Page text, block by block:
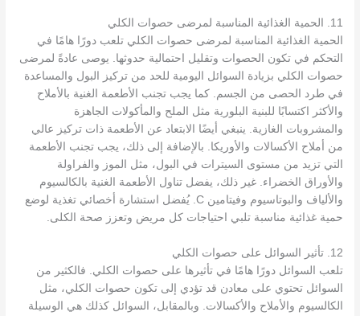
11. الحمية الغذائية المناسبة لمرضى حصوات الكلي
الحمية الغذائية المناسبة لمرضى حصوات الكلي تلعب دورًا هامًا في
التحكم في تكون الحصوات وتقليل احتمالية حدوثها. يوصى عادةً لمرضى
حصوات الكلي بزيادة السوائل اليومية للحد من تركيز البول والمساعدة
في طرد الحصى من الجسم. كما يجب تجنب الأطعمة الغنية بالأملاح
والأكثر اكتسابًا للبنية البلورية مثل الملح والمأكولات الجاهزة
والمشروبات الغازية. ينبغي أيضًا الابتعاد عن الأطعمة ذات تركيز عالي
من أملاح الأكسالات والأوريكا. بالإضافة إلى ذلك، يجب تجنب الأطعمة
التي تزيد من مستوى السيترات في البول، مثل الموز والفراولة
والأوراق الخضراء. غير ذلك، يفضل تناول الأطعمة الغنية بالكالسيوم
والألياف والبوتاسيوم وفيتامين C. يُفضل استشارة أخصائي تغذية لوضع
حمية غذائية مناسبة تلبي احتياجات كل مريض وتعزز صحة الكلى.
12. تأثير السوائل على حصوات الكلي
تلعب السوائل دورًا هامًا في تأثيرها على حصوات الكلي. فالكثير من
السوائل تحتوي على معادن قد تؤدي إلى تكون حصوات الكلي، مثل
الكالسيوم والأملاح والأكسالات. وبالمقابل، السوائل كذلك هي الوسيلة